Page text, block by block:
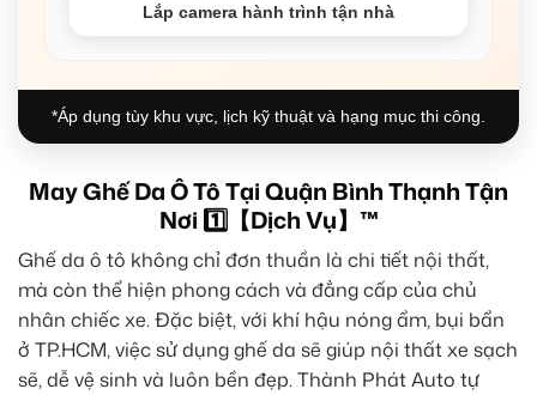
Lắp camera hành trình tận nhà
*Áp dụng tùy khu vực, lịch kỹ thuật và hạng mục thi công.
May Ghế Da Ô Tô Tại Quận Bình Thạnh Tận
Nơi 1️⃣【Dịch Vụ】™
Ghế da ô tô không chỉ đơn thuần là chi tiết nội thất,
mà còn thể hiện phong cách và đẳng cấp của chủ
nhân chiếc xe. Đặc biệt, với khí hậu nóng ẩm, bụi bẩn
ở TP.HCM, việc sử dụng ghế da sẽ giúp nội thất xe sạch
sẽ, dễ vệ sinh và luôn bền đẹp. Thành Phát Auto tự